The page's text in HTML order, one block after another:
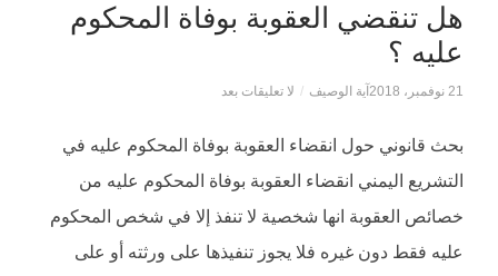
هل تنقضي العقوبة بوفاة المحكوم
عليه ؟
21 نوفمبر، 2018 آية الوصيف / لا تعليقات بعد
بحث قانوني حول انقضاء العقوبة بوفاة المحكوم عليه في
التشريع اليمني انقضاء العقوبة بوفاة المحكوم عليه من
خصائص العقوبة انها شخصية لا تنفذ إلا في شخص المحكوم
عليه فقط دون غيره فلا يجوز تنفيذها على ورثته أو على